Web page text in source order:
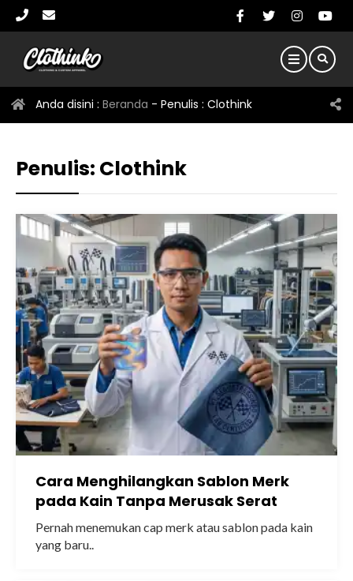
Anda disini : Beranda - Penulis : Clothink
Penulis: Clothink
Cara Menghilangkan Sablon Merk
pada Kain Tanpa Merusak Serat
Pernah menemukan cap merk atau sablon pada kain
yang baru..